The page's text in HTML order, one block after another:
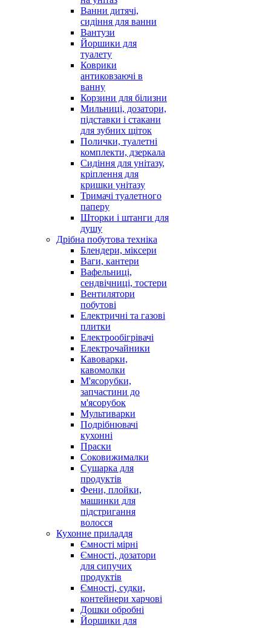
Ванни дитячі,
сидіння для ванни
Вантузи
Йоршики для
туалету
Коврики
антиковзаючі в
ванну
Корзини для білизни
Мильниці, дозатори,
підставки і стакани
для зубних щіток
Полички, туалетні
комплекти, дзеркала
Сидіння для унітазу,
кріплення для
кришки унітазу
Тримачі туалетного
паперу
Шторки і штанги для
душу
Дрібна побутова техніка
Блендери, міксери
Ваги, кантери
Вафельниці,
сендвічниці, тостери
Вентилятори
побутові
Електричні та газові
плитки
Електрообігрівачі
Електрочайники
Кавоварки,
кавомолки
М'ясорубки,
запчастини до
м'ясорубок
Мультиварки
Подрібнювачі
кухонні
Праски
Соковижималки
Сушарка для
продуктів
Фени, плойки,
машинки для
підстригання
волосся
Кухонне приладдя
Ємності мірні
Ємності, дозатори
для сипучих
продуктів
Ємності, судки,
контейнери харчові
Дошки обробні
Йоршики для